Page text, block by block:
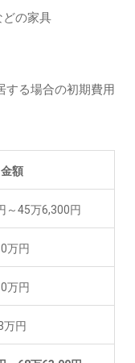
の家具
する場合の初期費用
金額
～45万6,300円
万円
万円
万円